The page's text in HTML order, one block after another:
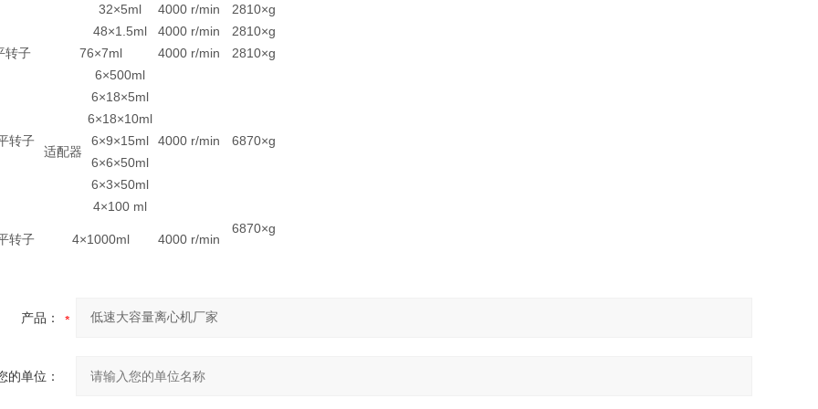
32×5ml
4000 r/min
2810×g
48×1.5ml
4000 r/min
2810×g
转子
76×7ml 4000 r/min 2810×g
转子
6×500ml
4000 r/min 6870×g
适配器
6×18×5ml
6×18×10ml
6×9×15ml
6×6×50ml
6×3×50ml
4×100 ml
转子 4×1000ml 4000 r/min
6870×g
产品：
的单位：